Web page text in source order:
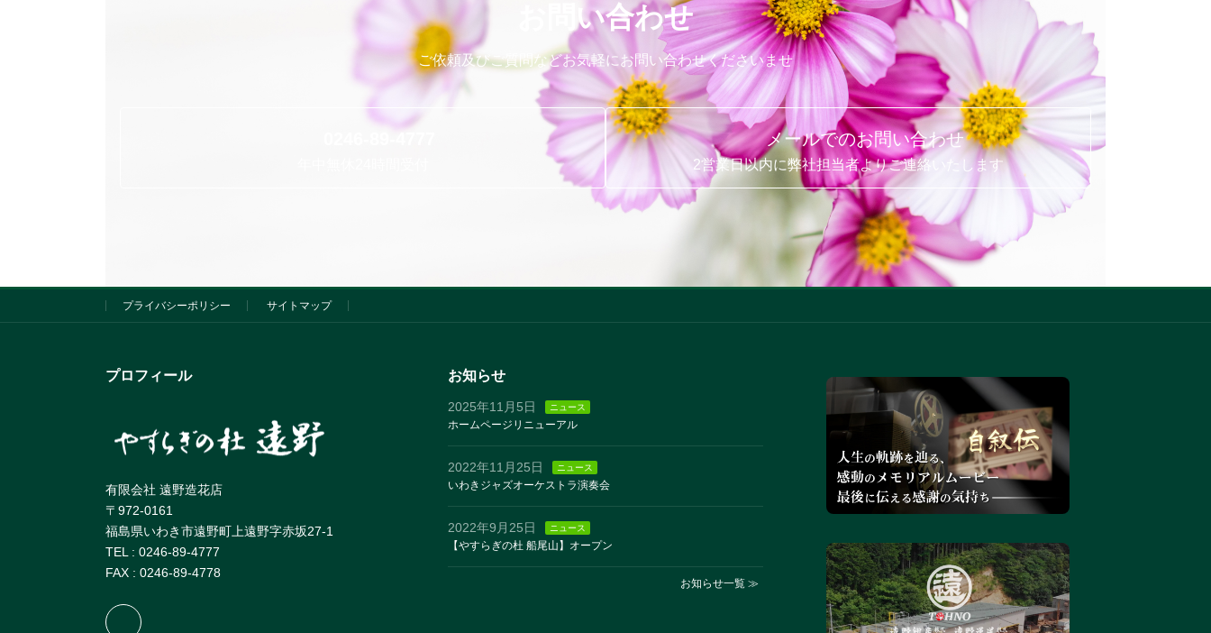
お問い合わせ
ご依頼及びご質問などお気軽にお問い合わせくださいませ
メールでのお問い合わせ
2営業日以内に弊社担当者よりご連絡いたします
プライバシーポリシー サイトマップ
プロフィール
有限会社 遠野造花店
〒972-0161
福島県いわき市遠野町上遠野字赤坂27-1
TEL : 0246-89-4777
FAX : 0246-89-4778
お知らせ
2025年11月5日 ニュース
ホームページリニューアル
2022年11月25日 ニュース
いわきジャズオーケストラ演奏会
2022年9月25日 ニュース
【やすらぎの杜 船尾山】オープン
お知らせ一覧 ≫